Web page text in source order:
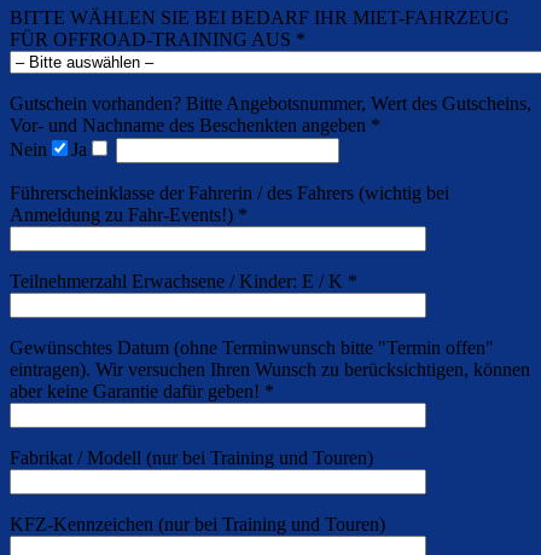
BITTE WÄHLEN SIE BEI BEDARF IHR MIET-FAHRZEUG
FÜR OFFROAD-TRAINING AUS *
Gutschein vorhanden? Bitte Angebotsnummer, Wert des Gutscheins,
Vor- und Nachname des Beschenkten angeben *
Nein
Ja
Führerscheinklasse der Fahrerin / des Fahrers (wichtig bei
Anmeldung zu Fahr-Events!) *
Teilnehmerzahl Erwachsene / Kinder: E / K *
Gewünschtes Datum (ohne Terminwunsch bitte "Termin offen"
eintragen). Wir versuchen Ihren Wunsch zu berücksichtigen, können
aber keine Garantie dafür geben! *
Fabrikat / Modell (nur bei Training und Touren)
KFZ-Kennzeichen (nur bei Training und Touren)